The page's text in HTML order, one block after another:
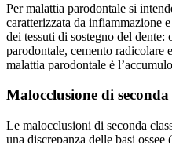
Per malattia parodontale si
caratterizzata da infiammazione
dei tessuti di sostegno del dente:
parodontale, cemento radicolare
malattia parodontale è
Malocclusione di seconda
Le malocclusioni di seconda
una discrepanza delle basi